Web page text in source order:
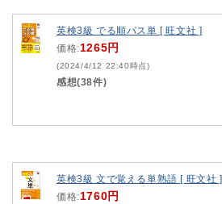
英検3級 でる順パス単 [ 旺文社 ]
価格:1265円
(2024/4/12 22:40時点)
感想(38件)
英検3級 文で覚える単熟語 [ 旺文社 ]
価格:1760円